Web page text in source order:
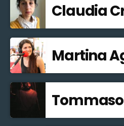
Claudia
Martina